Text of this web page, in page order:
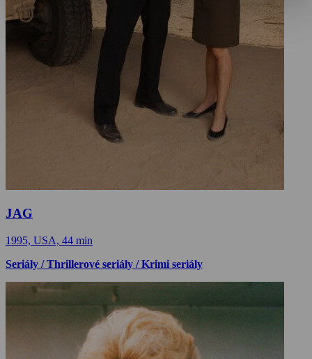
JAG
1995, USA, 44 min
Seriály / Thrillerové seriály / Krimi seriály